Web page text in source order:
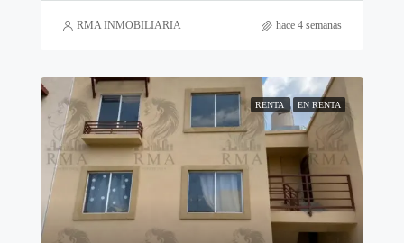
RMA INMOBILIARIA hace 4 semanas
RENTA EN RENTA